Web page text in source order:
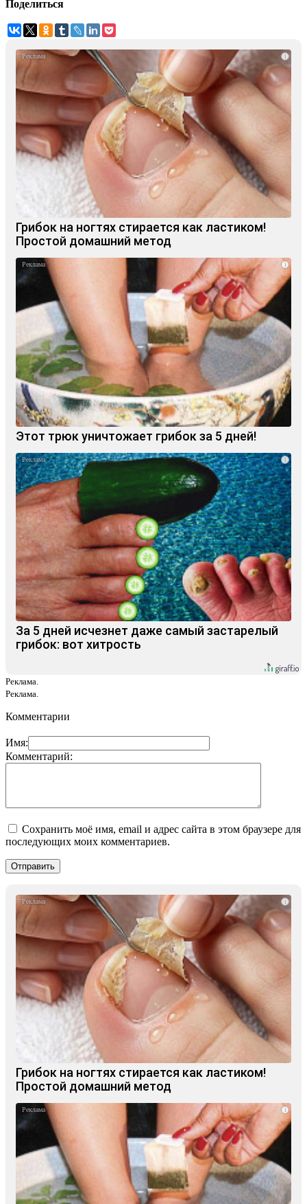
Поделиться
i
Грибок на ногтях стирается как ластиком!
Простой домашний метод
i
Этот трюк уничтожает грибок за 5 дней!
i
За 5 дней исчезнет даже самый застарелый
грибок: вот хитрость
Реклама.
Реклама.
Комментарии
Имя:
Комментарий:
Сохранить моё имя, email и адрес сайта в этом браузере для
последующих моих комментариев.
i
Грибок на ногтях стирается как ластиком!
Простой домашний метод
i